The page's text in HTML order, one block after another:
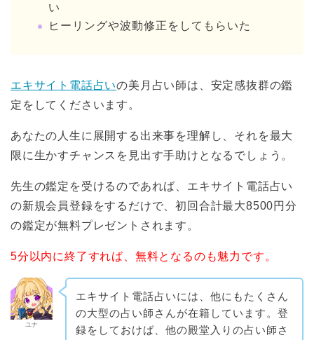
い
ヒーリングや波動修正をしてもらいた
エキサイト電話占いの美月占い師は、安定感抜群の鑑
定をしてくださいます。
あなたの人生に展開する出来事を理解し、それを最大
限に生かすチャンスを見出す手助けとなるでしょう。
先生の鑑定を受けるのであれば、エキサイト電話占い
の新規会員登録をするだけで、初回合計最大8500円分
の鑑定が無料プレゼントされます。
5分以内に終了すれば、無料となるのも魅力です。
ユナ
エキサイト電話占いには、他にもたくさん
の大型の占い師さんが在籍しています。登
録をしておけば、他の殿堂入りの占い師さ